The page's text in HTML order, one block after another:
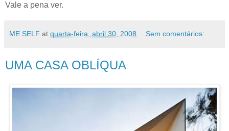
Vale a pena ver.
ME SELF at quarta-feira, abril 30, 2008 Sem comentários:
UMA CASA OBLÍQUA